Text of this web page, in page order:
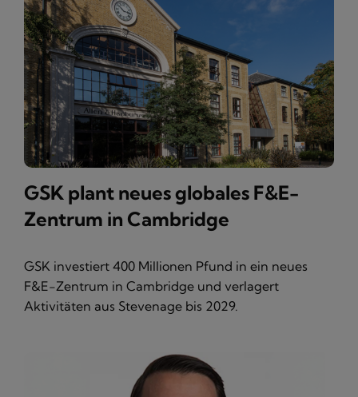
GSK plant neues globales F&E-
Zentrum in Cambridge
GSK investiert 400 Millionen Pfund in ein neues
F&E-Zentrum in Cambridge und verlagert
Aktivitäten aus Stevenage bis 2029.